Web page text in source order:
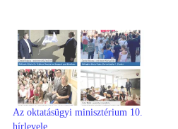
Az oktatásügyi minisztérium 10.
hírlevele